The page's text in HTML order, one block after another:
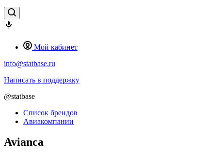
Мой кабинет
info@statbase.ru
Написать в поддержку
@statbase
Список брендов
Авиакомпании
Avianca